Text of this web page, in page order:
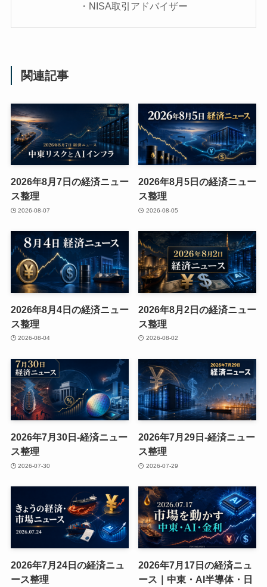
・NISA取引アドバイザー
関連記事
2026年8月7日の経済ニュー
ス整理
2026-08-07
2026年8月5日の経済ニュー
ス整理
2026-08-05
2026年8月4日の経済ニュー
ス整理
2026-08-04
2026年8月2日の経済ニュー
ス整理
2026-08-02
2026年7月30日-経済ニュー
ス整理
2026-07-30
2026年7月29日-経済ニュー
ス整理
2026-07-29
2026年7月24日の経済ニュ
ース整理
2026年7月17日の経済ニュ
ース｜中東・AI半導体・日